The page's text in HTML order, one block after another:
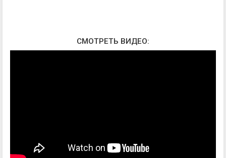
СМОТРЕТЬ ВИДЕО: